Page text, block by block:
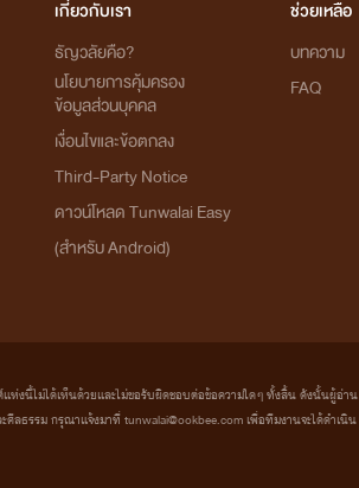
เกี่ยวกับเรา
ธัญวลัยคือ?
นโยบายการคุ้มครอง
ข้อมูลส่วนบุคคล
เงื่อนไขและข้อตกลง
Third-Party Notice
ดาวน์โหลด Tunwalai Easy
(สำหรับ Android)
ช่วยเหลือ
บทความ
FAQ
แห่งนี้ไม่ได้เห็นด้วยและไม่ขอรับผิดชอบต่อข้อความใดๆ ทั้งสิ้น ดังนั้นผู้อ่าน
ธรรม กรุณาแจ้งมาที่ tunwalai@ookbee.com เพื่อทีมงานจะได้ดำเนิน